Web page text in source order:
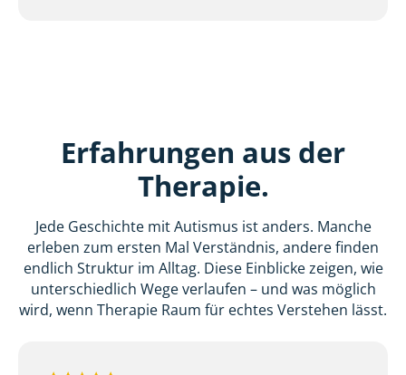
Erfahrungen aus der
Therapie.
Jede Geschichte mit Autismus ist anders. Manche
erleben zum ersten Mal Verständnis, andere finden
endlich Struktur im Alltag. Diese Einblicke zeigen, wie
unterschiedlich Wege verlaufen – und was möglich
wird, wenn Therapie Raum für echtes Verstehen lässt.